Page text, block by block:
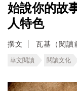
始說你的故
人特色
撰文 瓦基（閱讀
華文閱讀 閱讀文化